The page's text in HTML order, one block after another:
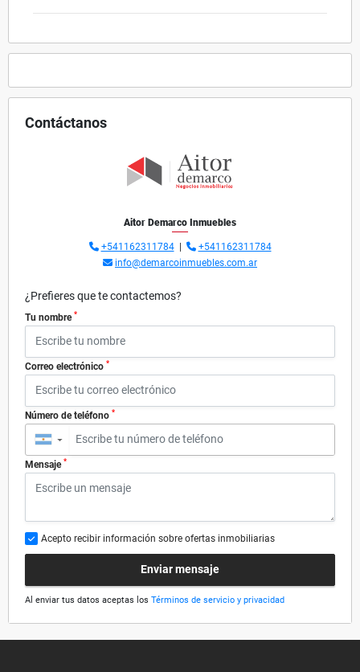
Contáctanos
Aitor Demarco Inmuebles
+541162311784|
+541162311784
info@demarcoinmuebles.com.ar
¿Prefieres que te contactemos?
Tu nombre *
Correo electrónico *
Número de teléfono *
▼
Mensaje *
Acepto recibir información sobre ofertas inmobiliarias
Enviar mensaje
Al enviar tus datos aceptas los Términos de servicio y privacidad